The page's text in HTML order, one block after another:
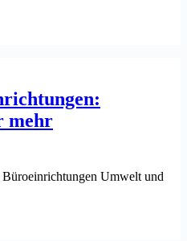
mehr
Umwelt und